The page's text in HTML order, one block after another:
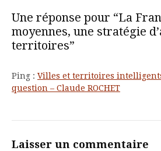
Une réponse pour “La
moyennes, une stratégie
territoires”
Ping : Villes et territoires
question – Claude ROCHET
Laisser un commentaire